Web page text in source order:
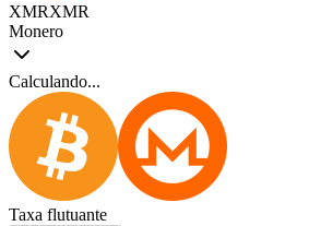
XMRXMR
Monero
Calculando...
Taxa flutuante